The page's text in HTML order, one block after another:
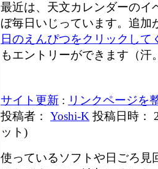
最近は、天文カレンダーのイ
ぼ毎日いじっています。追加
日のえんぴつをクリックして
もエントリーができます（汗
サイト更新 : リンクページを
投稿者： Yoshi-K 投稿日時：
ット)
使っているソフトや日ごろ見